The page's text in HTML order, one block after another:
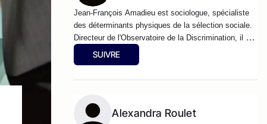
Jean-François Amadieu est sociologue, spécialiste
des déterminants physiques de la sélection sociale.
Directeur de l'Observatoire de la Discrimination, il est
l'auteur deLe Poids des apparences. Beauté, amour
et gloire
(Odile Jacob, 2002),
SUIVRE
Alexandra Roulet